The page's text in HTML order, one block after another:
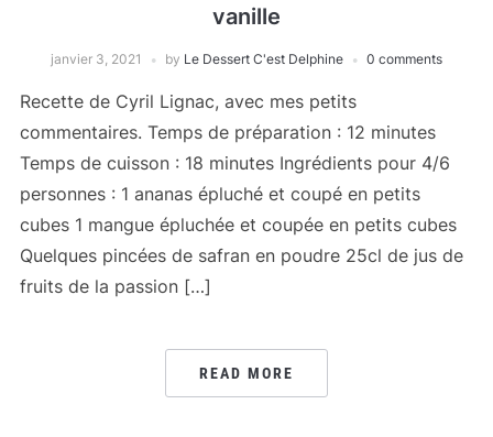
vanille
janvier 3, 2021 by Le Dessert C'est Delphine 0 comments
Recette de Cyril Lignac, avec mes petits
commentaires. Temps de préparation : 12 minutes
Temps de cuisson : 18 minutes Ingrédients pour 4/6
personnes : 1 ananas épluché et coupé en petits
cubes 1 mangue épluchée et coupée en petits cubes
Quelques pincées de safran en poudre 25cl de jus de
fruits de la passion […]
READ MORE